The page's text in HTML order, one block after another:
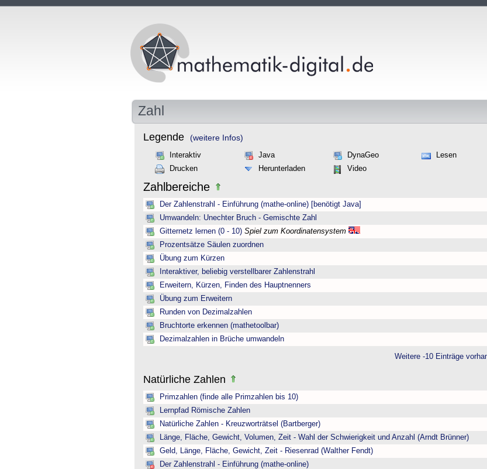
Zahl
Legende (weitere Infos)
Interaktiv Java DynaGeo
Lesen
Drucken
Herunterladen Video
Zahlbereiche
Der Zahlenstrahl - Einführung (mathe-online) [benötigt Java]
Umwandeln: Unechter Bruch - Gemischte Zahl
Gitternetz lernen (0 - 10) Spiel zum Koordinatensystem
Prozentsätze Säulen zuordnen
Übung zum Kürzen
Interaktiver, beliebig verstellbarer Zahlenstrahl
Erweitern, Kürzen, Finden des Hauptnenners
Übung zum Erweitern
Runden von Dezimalzahlen
Bruchtorte erkennen (mathetoolbar)
Dezimalzahlen in Brüche umwandeln
Weitere -10 Einträge
Natürliche Zahlen
Primzahlen (finde alle Primzahlen bis 10)
Lernpfad Römische Zahlen
Natürliche Zahlen - Kreuzworträtsel (Bartberger)
Länge, Fläche, Gewicht, Volumen, Zeit - Wahl der Schwierigkeit und Anzahl (Arndt Brünner)
Geld, Länge, Fläche, Gewicht, Zeit - Riesenrad (Walther Fendt)
Der Zahlenstrahl - Einführung (mathe-online)